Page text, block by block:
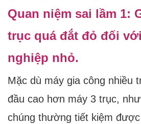
Quan niệm sai lầm 1:
trục quá đắt đỏ đối
nghiệp nhỏ.
Mặc dù máy gia công nhiều
đầu cao hơn máy 3 trục,
chúng thường tiết kiệm